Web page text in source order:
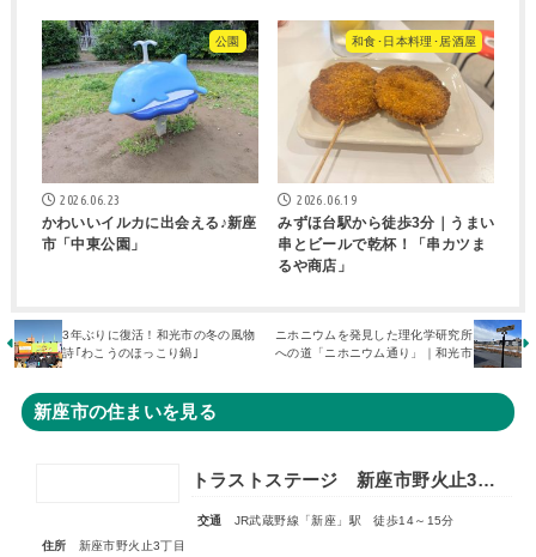
公園
2026.06.23
かわいいイルカに出会える♪新座
市「中東公園」
和食･日本料理･居酒屋
2026.06.19
みずほ台駅から徒歩3分｜うまい
串とビールで乾杯！「串カツま
るや商店」
3年ぶりに復活！和光市の冬の風物
詩｢わこうのほっこり鍋｣
ニホニウムを発見した理化学研究所
への道「ニホニウム通り」｜和光市
新座市の住まいを見る
トラストステージ 新座市野火止3丁目55期 全15区画■第一期分譲 販売予告■
交通
JR武蔵野線「新座」駅 徒歩14～15分
住所
新座市野火止3丁目